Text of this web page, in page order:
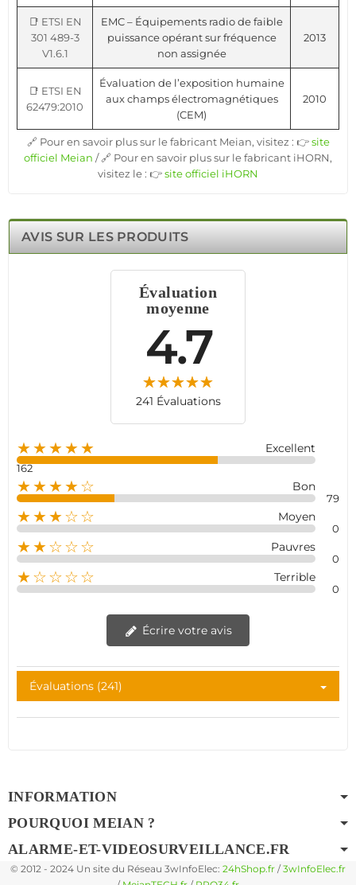
📑 ETSI EN
301 489-3
V1.6.1
EMC – Équipements radio de faible
puissance opérant sur fréquence
non assignée
2013
📑 ETSI EN
62479:2010
Évaluation de l’exposition humaine
aux champs électromagnétiques
(CEM)
2010
🔗 Pour en savoir plus sur le fabricant Meian, visitez : 👉site
officiel Meian / 🔗 Pour en savoir plus sur le fabricant iHORN,
visitez le : 👉site officiel iHORN
AVIS SUR LES PRODUITS
Évaluation
moyenne
4.7
241 Évaluations
★★★★★ Excellent
162
★★★★☆ Bon
79
★★★☆☆ Moyen
0
★★☆☆☆ Pauvres
0
★☆☆☆☆ Terrible
0
Écrire votre avis
Évaluations (241)
INFORMATION
POURQUOI MEIAN ?
ALARME-ET-VIDEOSURVEILLANCE.FR
© 2012 - 2024 Un site du Réseau 3wInfoElec: 24hShop.fr / 3wInfoElec.fr